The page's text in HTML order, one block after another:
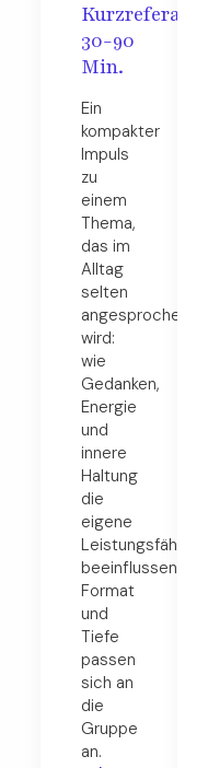
Kurzreferat
30-90
Min.
Ein
kompakter
Impuls
zu
einem
Thema,
das im
Alltag
selten
angesprochen
wird:
wie
Gedanken,
Energie
und
innere
Haltung
die
eigene
Leistungsfähigkeit
beeinflussen.
Format
und
Tiefe
passen
sich an
die
Gruppe
an.